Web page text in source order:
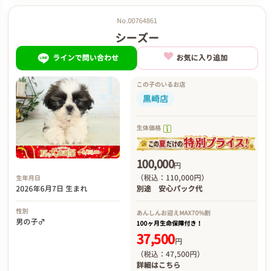
No.00764861
シーズー
ラインで問い合わせ お気に入り追加
生年月日
2026年6月7日 生まれ
性別
男の子♂
この子のいるお店
黒崎店
生体価格
100,000円
（税込：110,000円）
別途 安心パック代
あんしんお迎えMAX70%割
100ヶ月生命保障付き！
37,500円
（税込：47,500円）
詳細はこちら